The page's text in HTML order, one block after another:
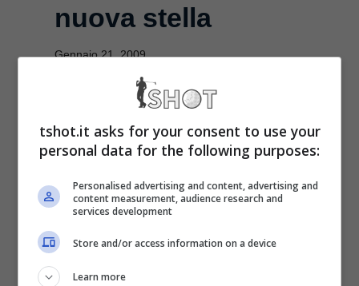
nuova stella
Gennaio 21, 2009
[galleria id=”210″]Al Sony Open
2009 è nata una stella: ad appena
18 anni Tadd Fujikawa ha stupito
tutti con una tornata ...
tshot.it asks for your consent to use your
personal data for the following purposes:
Personalised advertising and content, advertising and
content measurement, audience research and
services development
Store and/or access information on a device
Learn more